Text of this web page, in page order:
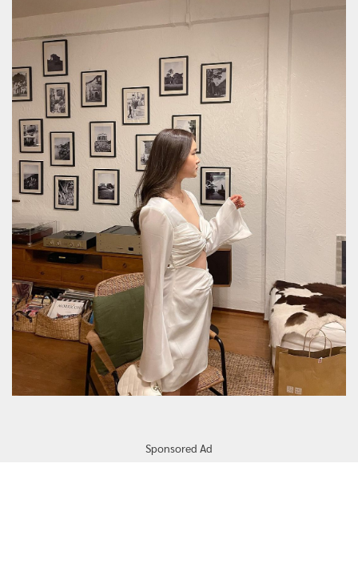
Sponsored Ad